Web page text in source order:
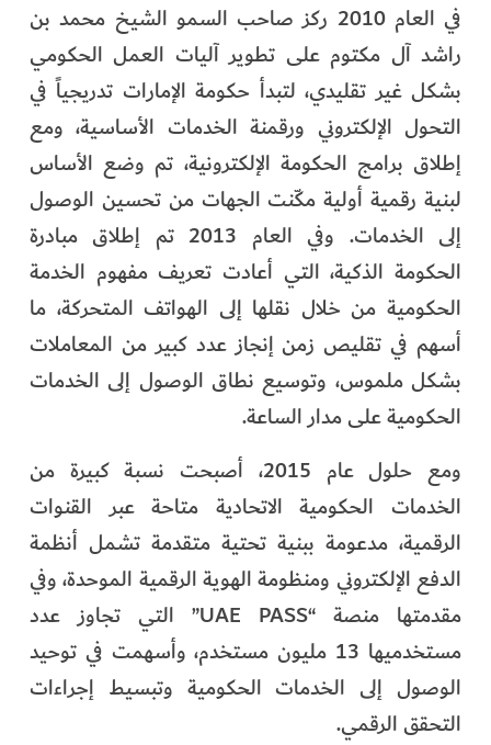
في العام 2010 ركز صاحب السمو الشيخ محمد بن
راشد آل مكتوم على تطوير آليات العمل الحكومي
بشكل غير تقليدي، لتبدأ حكومة الإمارات تدريجياً في
التحول الإلكتروني ورقمنة الخدمات الأساسية، ومع
إطلاق برامج الحكومة الإلكترونية، تم وضع الأساس
لبنية رقمية أولية مكّنت الجهات من تحسين الوصول
إلى الخدمات. وفي العام 2013 تم إطلاق مبادرة
الحكومة الذكية، التي أعادت تعريف مفهوم الخدمة
الحكومية من خلال نقلها إلى الهواتف المتحركة، ما
أسهم في تقليص زمن إنجاز عدد كبير من المعاملات
بشكل ملموس، وتوسيع نطاق الوصول إلى الخدمات
الحكومية على مدار الساعة.
ومع حلول عام 2015، أصبحت نسبة كبيرة من
الخدمات الحكومية الاتحادية متاحة عبر القنوات
الرقمية، مدعومة ببنية تحتية متقدمة تشمل أنظمة
الدفع الإلكتروني ومنظومة الهوية الرقمية الموحدة، وفي
مقدمتها منصة “UAE PASS” التي تجاوز عدد
مستخدميها 13 مليون مستخدم، وأسهمت في توحيد
الوصول إلى الخدمات الحكومية وتبسيط إجراءات
التحقق الرقمي.